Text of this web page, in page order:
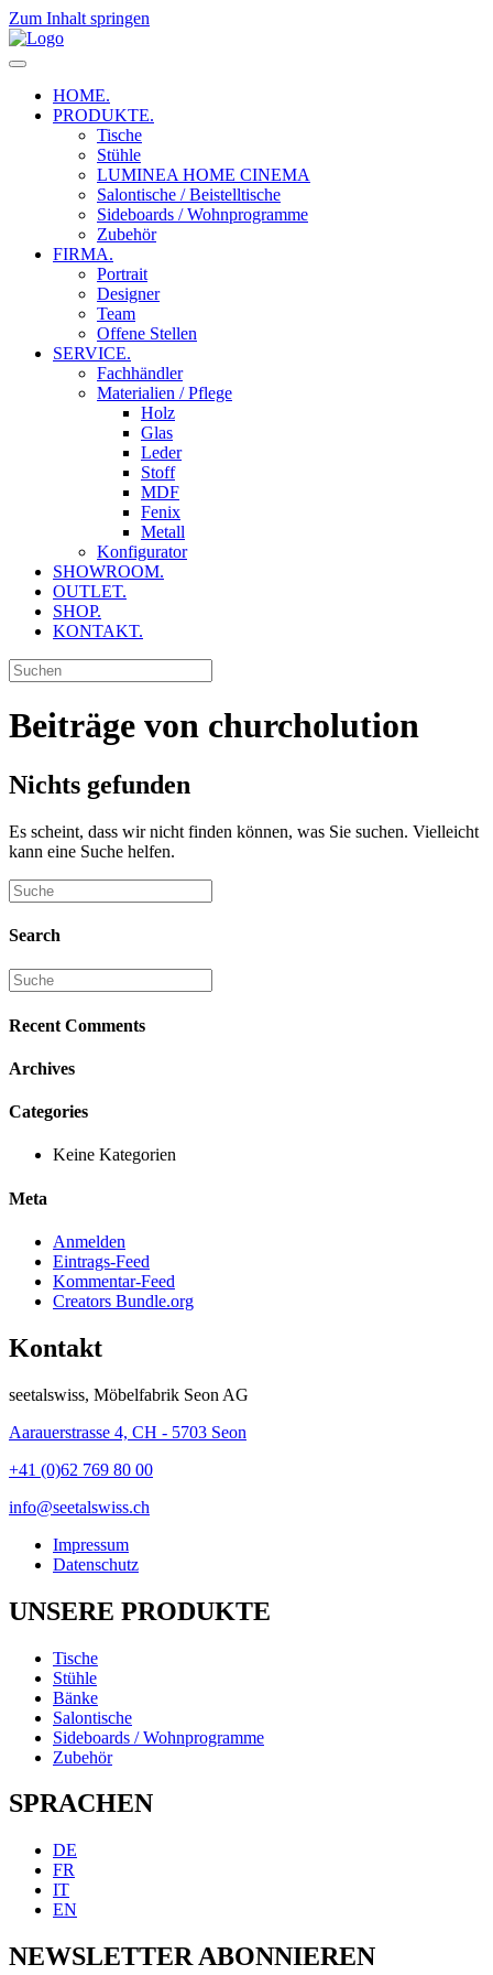
Zum Inhalt springen
HOME.
PRODUKTE.
Tische
Stühle
LUMINEA HOME CINEMA
Salontische / Beistelltische
Sideboards / Wohnprogramme
Zubehör
FIRMA.
Portrait
Designer
Team
Offene Stellen
SERVICE.
Fachhändler
Materialien / Pflege
Holz
Glas
Leder
Stoff
MDF
Fenix
Metall
Konfigurator
SHOWROOM.
OUTLET.
SHOP.
KONTAKT.
Beiträge von churcholution
Nichts gefunden
Es scheint, dass wir nicht finden können, was Sie suchen. Vielleicht
kann eine Suche helfen.
Search
Recent Comments
Archives
Categories
Keine Kategorien
Meta
Anmelden
Eintrags-Feed
Kommentar-Feed
Creators Bundle.org
Kontakt
seetalswiss, Möbelfabrik Seon AG
Aarauerstrasse 4, CH - 5703 Seon
+41 (0)62 769 80 00
info@seetalswiss.ch
Impressum
Datenschutz
UNSERE PRODUKTE
Tische
Stühle
Bänke
Salontische
Sideboards / Wohnprogramme
Zubehör
SPRACHEN
DE
FR
IT
EN
NEWSLETTER ABONNIEREN